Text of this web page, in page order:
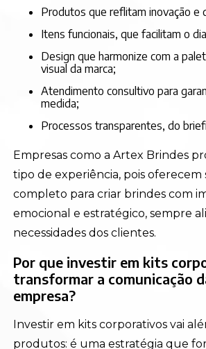
Produtos que reflitam inovação e
Itens funcionais, que facilitam o
Design que harmonize com a paleta de cores e estilo
visual da marca;
Atendimento consultivo para garantir soluções sob
medida;
Processos transparentes, do
Empresas como a Artex Brindes
tipo de experiência, pois
completo para criar brindes com
emocional e estratégico, sempre
necessidades dos clientes.
Por que investir em kits
transformar a comunicação
empresa?
Investir em kits corporativos vai
produtos: é uma estratégia que